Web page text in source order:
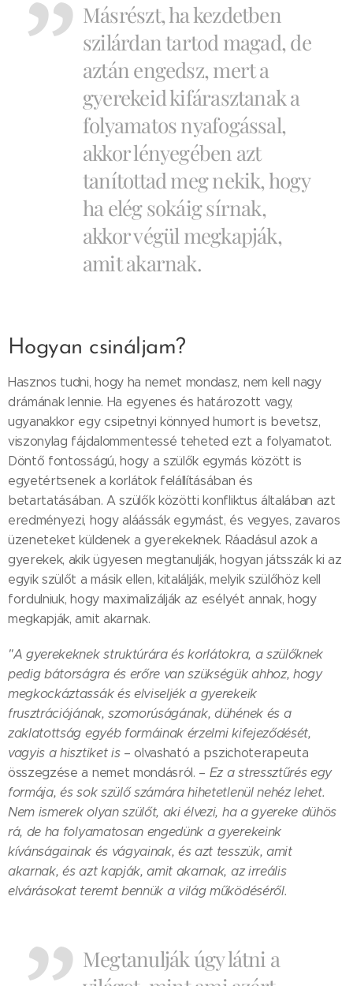
Másrészt, ha kezdetben
szilárdan tartod magad, de
aztán engedsz, mert a
gyerekeid kifárasztanak a
folyamatos nyafogással,
akkor lényegében azt
tanítottad meg nekik, hogy
ha elég sokáig sírnak,
akkor végül megkapják,
amit akarnak.
Hogyan csináljam?
Hasznos tudni, hogy ha nemet mondasz, nem kell nagy
drámának lennie. Ha egyenes és határozott vagy,
ugyanakkor egy csipetnyi könnyed humort is bevetsz,
viszonylag fájdalommentessé teheted ezt a folyamatot.
Döntő fontosságú, hogy a szülők egymás között is
egyetértsenek a korlátok felállításában és
betartatásában. A szülők közötti konfliktus általában azt
eredményezi, hogy aláássák egymást, és vegyes, zavaros
üzeneteket küldenek a gyerekeknek. Ráadásul azok a
gyerekek, akik ügyesen megtanulják, hogyan játsszák ki az
egyik szülőt a másik ellen, kitalálják, melyik szülőhöz kell
fordulniuk, hogy maximalizálják az esélyét annak, hogy
megkapják, amit akarnak.
"A gyerekeknek struktúrára és korlátokra, a szülőknek
pedig bátorságra és erőre van szükségük ahhoz, hogy
megkockáztassák és elviseljék a gyerekeik
frusztrációjának, szomorúságának, dühének és a
zaklatottság egyéb formáinak érzelmi kifejeződését,
vagyis a hisztiket is– olvasható a pszichoterapeuta
összegzése a nemet mondásról. – Ez a stressztűrés egy
formája, és sok szülő számára hihetetlenül nehéz lehet.
Nem ismerek olyan szülőt, aki élvezi, ha a gyereke dühös
rá, de ha folyamatosan engedünk a gyerekeink
kívánságainak és vágyainak, és azt tesszük, amit
akarnak, és azt kapják, amit akarnak, az irreális
elvárásokat teremt bennük a világ működéséről.
Megtanulják úgy látni a